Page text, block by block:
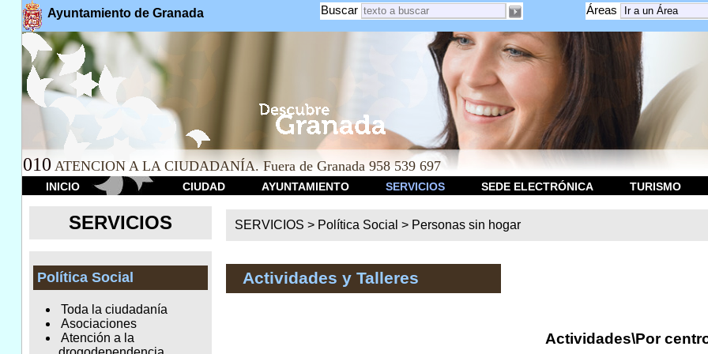
Ayuntamiento de Granada Áreas
Buscar
010 ATENCION A LA CIUDADANÍA. Fuera de Granada 958 539 697
INICIO CIUDAD AYUNTAMIENTO SERVICIOS SEDE ELECTRÓNICA TURISMO
SERVICIOS
Política Social
Toda la ciudadanía
Asociaciones
Atención a la
SERVICIOS > Política Social > Personas sin hogar
Actividades y Talleres
Actividades\Por